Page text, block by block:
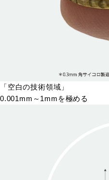
「空白の技術領域」
0.001mm～1mmを極める